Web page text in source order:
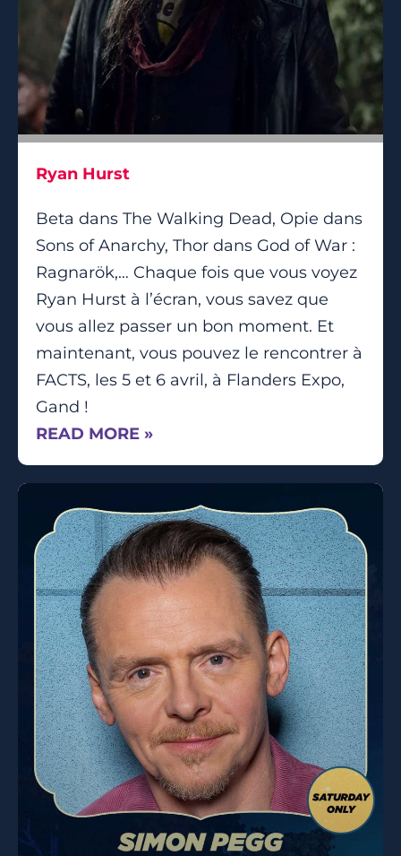
Ryan Hurst
Beta dans The Walking Dead, Opie dans
Sons of Anarchy, Thor dans God of War :
Ragnarök,… Chaque fois que vous voyez
Ryan Hurst à l’écran, vous savez que
vous allez passer un bon moment. Et
maintenant, vous pouvez le rencontrer à
FACTS, les 5 et 6 avril, à Flanders Expo,
Gand !
READ MORE »